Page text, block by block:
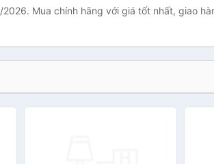
Mua chính hãng với giá tốt nhất, giao